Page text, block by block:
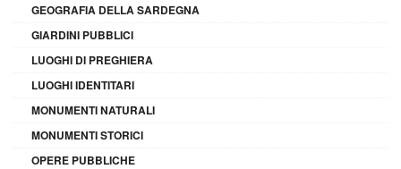
GEOGRAFIA DELLA SARDEGNA
GIARDINI PUBBLICI
LUOGHI DI PREGHIERA
LUOGHI IDENTITARI
MONUMENTI NATURALI
MONUMENTI STORICI
OPERE PUBBLICHE